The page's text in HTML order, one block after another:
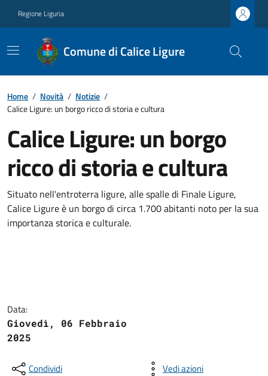
Regione Liguria
Comune di Calice Ligure
Home / Novità / Notizie /
Calice Ligure: un borgo ricco di storia e cultura
Calice Ligure: un borgo
ricco di storia e cultura
Situato nell'entroterra ligure, alle spalle di Finale Ligure,
Calice Ligure è un borgo di circa 1.700 abitanti noto per la sua
importanza storica e culturale.
Data:
Giovedì, 06 Febbraio
2025
Condividi Vedi azioni